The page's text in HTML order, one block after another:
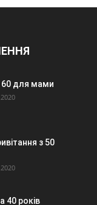
60 для мами
з 50
40 років